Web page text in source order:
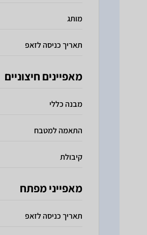
מותג
תאריך כניסה לזאפ
מאפיינים חיצוניים
מבנה כללי
התאמה למטבח
קיבולת
מאפייני מפתח
תאריך כניסה לזאפ